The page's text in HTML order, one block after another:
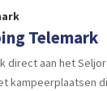
Telemark
direct aan het
kampeerplaatsen